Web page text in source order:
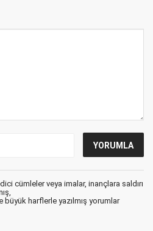
cümleler veya imalar, inançlara saldırı
büyük harflerle yazılmış yorumlar